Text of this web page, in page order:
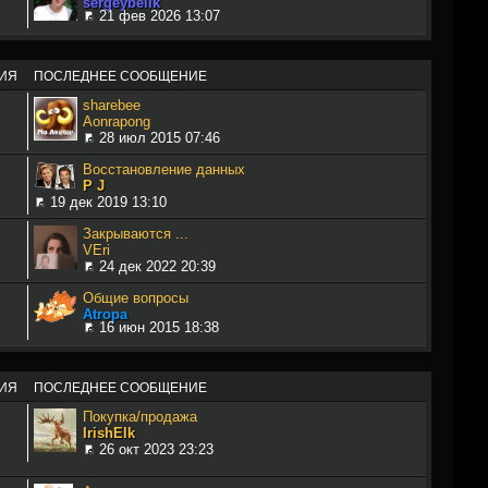
21 фев 2026 13:07
ПОСЛЕДНЕЕ СООБЩЕНИЕ
sharebee
Aonrapong
28 июл 2015 07:46
Восстановление данных
P J
19 дек 2019 13:10
Закрываются ...
VEri
24 дек 2022 20:39
Общие вопросы
Atropa
16 июн 2015 18:38
ПОСЛЕДНЕЕ СООБЩЕНИЕ
Покупка/продажа
IrishElk
26 окт 2023 23:23